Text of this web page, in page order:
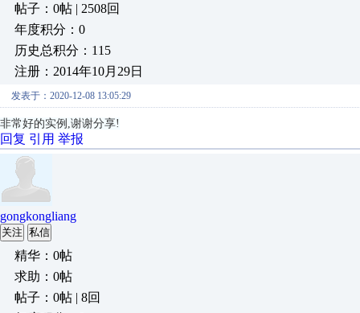
帖子：0帖 | 2508回
年度积分：0
历史总积分：115
注册：2014年10月29日
发表于：2020-12-08 13:05:29
非常好的实例,谢谢分享!
回复 引用 举报
gongkongliang
关注 私信
精华：0帖
求助：0帖
帖子：0帖 | 8回